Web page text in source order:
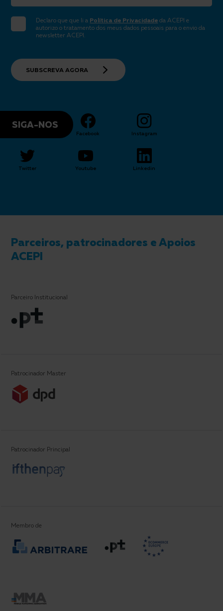
Declaro que que li a Política de Privacidade da ACEPI e
autorizo o tratamento dos meus dados pessoais para o envio da
newsletter ACEPI.
SUBSCREVA AGORA
SIGA-NOS
Facebook Instagram
Twitter Youtube Linkedin
Parceiros, patrocinadores e Apoios
ACEPI
Parceiro Institucional
Patrocinador Master
Patrocinador Principal
Membro de